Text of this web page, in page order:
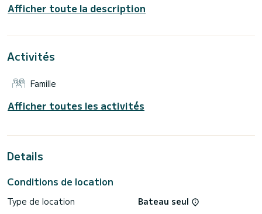
capacité de bateau de 8 personnes. . D'une longueur totale
de 12 mètres, il sera votre meilleur allié pour passer des
Bocca di Magra
Cet Oceanis 41.1 il est équipé de 2 salles de bains avec
Ce bateau est équipé d'une grand-voile sur enrouleur et
suivants : Pilote automatique, Propulseur d'étrave, Douche
de poupe.
sur sur le bouton "demander un devis", un expert SamBoat
Afficher toute la description
Activités
Famille
Afficher toutes les activités
Details
Conditions de location
Type de location
Bateau seul